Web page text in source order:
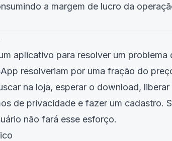
a margem de lucro da
aplicativo para resolver um problema
resolveriam por uma fração do
na loja, esperar o download,
de privacidade e fazer um cadastro.
não fará esse esforço.